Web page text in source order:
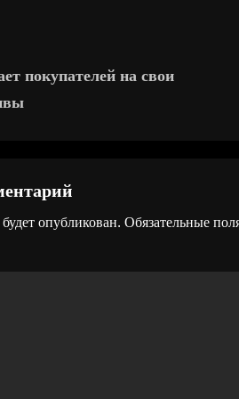
покупателей на свои
опубликован. Обязательные